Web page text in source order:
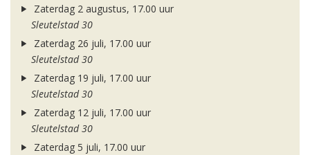
Zaterdag 2 augustus, 17.00 uur
Sleutelstad 30
Zaterdag 26 juli, 17.00 uur
Sleutelstad 30
Zaterdag 19 juli, 17.00 uur
Sleutelstad 30
Zaterdag 12 juli, 17.00 uur
Sleutelstad 30
Zaterdag 5 juli, 17.00 uur